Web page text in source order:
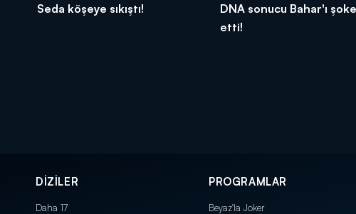
Seda köşeye sıkıştı!
DNA sonucu Bahar'ı şoke
etti!
DİZİLER
Daha 17
PROGRAMLAR
Beyaz'la Joker